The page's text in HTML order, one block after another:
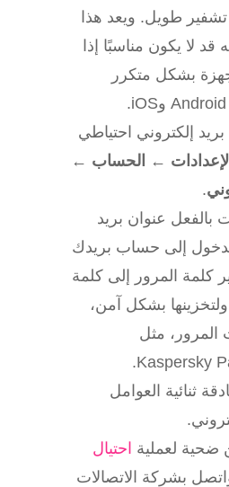
طويل. ويعد هذا
قد لا يكون مناسبًا إذا
بشكل متكرر
إلكتروني احتياطي
الإعدادات ← الحساب ←
.
بالفعل عنوان بريد
إلى حساب بريدك
كلمة المرور إلى كلمة
بشكل آمن،
المرور، مثل
Kaspersky
ثنائية العوامل
ضحية لعملية احتيال
بشركة الاتصالات